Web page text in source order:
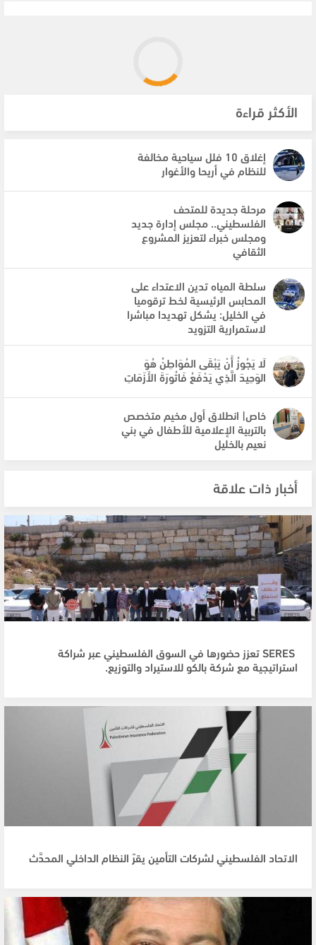
الأكثر قراءة
إغلاق 10 فلل سياحية مخالفة
للنظام في أريحا والأغوار
مرحلة جديدة للمتحف
الفلسطيني.. مجلس إدارة جديد
ومجلس خبراء لتعزيز المشروع
الثقافي
سلطة المياه تدين الاعتداء على
المحابس الرئيسية لخط ترقوميا
في الخليل: يشكل تهديدا مباشرا
لاستمرارية التزويد
لَا يَجُوزُ أَنْ يَبْقَى المُوَاطِنُ هُوَ
الوَحِيدَ الَّذِي يَدْفَعُ فَاتُورَةَ الأَزَمَاتِ
خاص| انطلاق أول مخيم متخصص
بالتربية الإعلامية للأطفال في بني
نعيم بالخليل
أخبار ذات علاقة
SERES تعزز حضورها في السوق الفلسطيني عبر شراكة
استراتيجية مع شركة بالكو للاستيراد والتوزيع.
الاتحاد الفلسطيني لشركات التأمين يقرّ النظام الداخلي المحدَّث